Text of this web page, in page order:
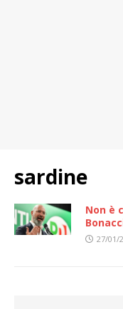
sardine
Non è
27/01/